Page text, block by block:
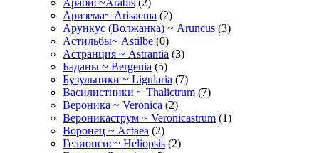
Арабис~Arabis (2)
Аризема~ Arisaema (2)
Арункус (Волжанка) ~ Aruncus (3)
Астильбы~ Astilbe (0)
Астранция ~ Astrantia (3)
Баданы ~ Bergenia (5)
Бузульники ~ Ligularia (7)
Василистники ~ Thalictrum (7)
Вероника ~ Veronica (2)
Вероникаструм ~ Veronicastrum (1)
Воронец ~ Actaea (2)
Гелиопсис~ Heliopsis (2)